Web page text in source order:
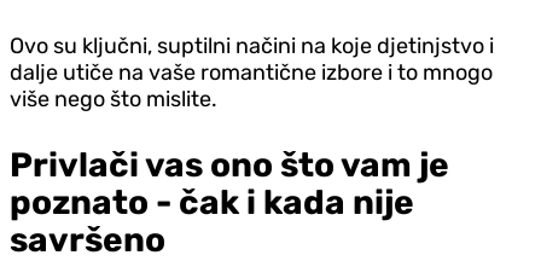
Ovo su ključni, suptilni načini na koje d‌jetinjstvo i
dalje utiče na vaše romantične izbore i to mnogo
više nego što mislite.
Privlači vas ono što vam je
poznato - čak i kada nije
savršeno